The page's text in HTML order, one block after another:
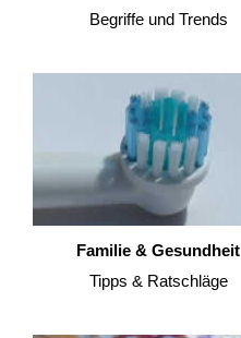
Begriffe und Trends
Familie & Gesundheit
Tipps & Ratschläge